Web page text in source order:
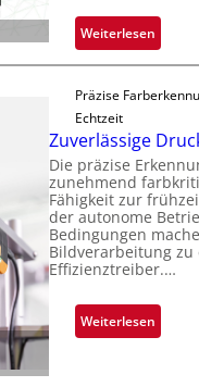
r
m
t
D
a
r
k
V
s
i
c
h
i
l
n
t
Ü
b
e
n
a
Weiterlesen:
Z
d
r
L
a
b
s
b
u
t
Präzise
Echtzeit
Zuverlässige
Die präzise
zunehmend
Fähigkeit zur
der autonome
Bedingungen
Bildverarbeitung
Effizienztreiber.…
Weiterlesen:
Z